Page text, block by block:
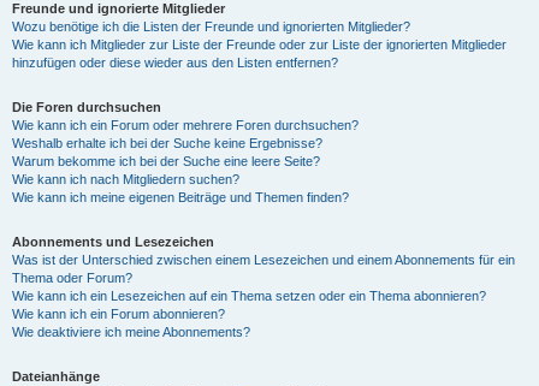
Freunde und ignorierte Mitglieder
Wozu benötige ich die Listen der Freunde und ignorierten Mitglieder?
Wie kann ich Mitglieder zur Liste der Freunde oder zur Liste der ignorierten Mitglieder
hinzufügen oder diese wieder aus den Listen entfernen?
Die Foren durchsuchen
Wie kann ich ein Forum oder mehrere Foren durchsuchen?
Weshalb erhalte ich bei der Suche keine Ergebnisse?
Warum bekomme ich bei der Suche eine leere Seite?
Wie kann ich nach Mitgliedern suchen?
Wie kann ich meine eigenen Beiträge und Themen finden?
Abonnements und Lesezeichen
Was ist der Unterschied zwischen einem Lesezeichen und einem Abonnements für ein
Thema oder Forum?
Wie kann ich ein Lesezeichen auf ein Thema setzen oder ein Thema abonnieren?
Wie kann ich ein Forum abonnieren?
Wie deaktiviere ich meine Abonnements?
Dateianhänge